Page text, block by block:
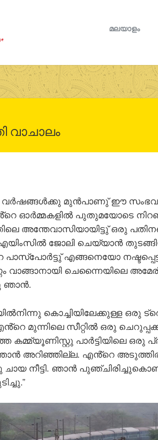
മലയാളം
വാചാലം
മുന്‍പാണു് ഈ സംഭവം
ഓര്‍മ്മകളില്‍ പുതുമയോടെ
അന്തേവാസിയായിട്ടു് ഒരു
ജോലി ചെയ്യാന്‍
എങ്ങനെയോ
വാങ്ങാനായി ചെന്നൈയിലെ
ഞാന്‍.
കൊച്ചിയിലേക്കുള്ള ഒരു
മുന്നിലെ സീറ്റില്‍ ഒരു
കമ്മ്യൂണിസ്റ്റു പാര്‍ട്ടിയിലെ ഒരു
അറിഞ്ഞില്ല. എൻ്റെ
നീട്ടി. ഞാന്‍